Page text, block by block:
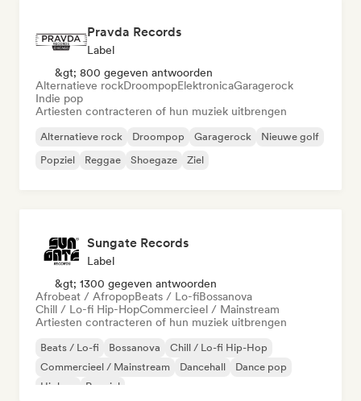
Pravda Records
Label
&gt; 800 gegeven antwoorden
Alternatieve rockDroompopElektronicaGaragerock
Indie pop
Artiesten contracteren of hun muziek uitbrengen
Alternatieve rock Droompop Garagerock
Nieuwe golf
Popziel
Reggae Shoegaze Ziel
Sungate Records
Label
&gt; 1300 gegeven antwoorden
Afrobeat / AfropopBeats / Lo-fiBossanova
Chill / Lo-fi Hip-HopCommercieel / Mainstream
Artiesten contracteren of hun muziek uitbrengen
Beats / Lo-fi Bossanova
Chill / Lo-fi Hip-Hop
Commercieel / Mainstream
Dancehall
Dance pop
Hiphop
Popziel